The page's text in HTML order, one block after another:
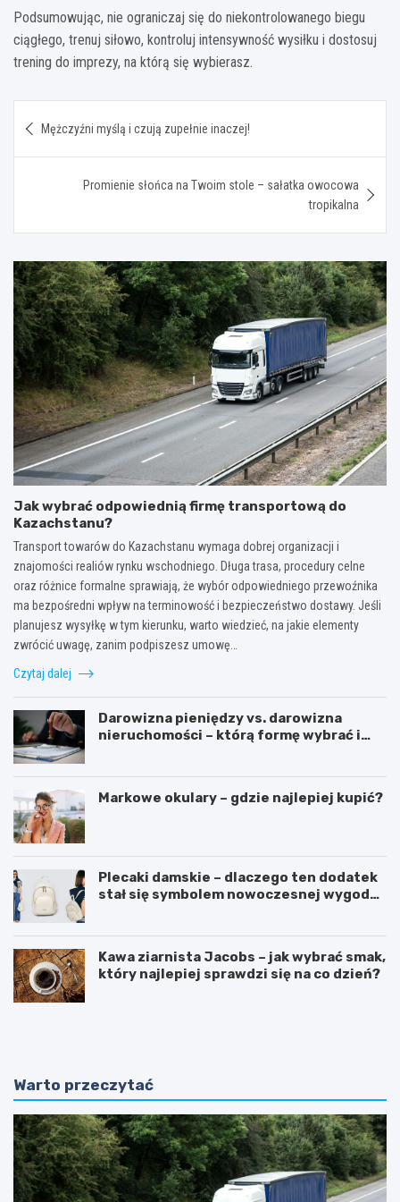
Podsumowując, nie ograniczaj się do niekontrolowanego biegu
ciągłego, trenuj siłowo, kontroluj intensywność wysiłku i dostosuj
trening do imprezy, na którą się wybierasz.
wpisu
Mężczyźni myślą i czują zupełnie inaczej!
Promienie słońca na Twoim stole – sałatka owocowa
tropikalna
Jak wybrać odpowiednią firmę transportową do
Kazachstanu?
Transport towarów do Kazachstanu wymaga dobrej organizacji i
znajomości realiów rynku wschodniego. Długa trasa, procedury celne
oraz różnice formalne sprawiają, że wybór odpowiedniego przewoźnika
ma bezpośredni wpływ na terminowość i bezpieczeństwo dostawy. Jeśli
planujesz wysyłkę w tym kierunku, warto wiedzieć, na jakie elementy
zwrócić uwagę, zanim podpiszesz umowę…
Czytaj dalej
Darowizna pieniędzy vs. darowizna
nieruchomości – którą formę wybrać i
Markowe okulary – gdzie najlepiej kupić?
Plecaki damskie – dlaczego ten dodatek
stał się symbolem nowoczesnej wygody i
Kawa ziarnista Jacobs – jak wybrać smak,
który najlepiej sprawdzi się na co dzień?
O
w
a
j
ą
c
n
a
P
n
i
k
:
J
a
k
Warto przeczytać